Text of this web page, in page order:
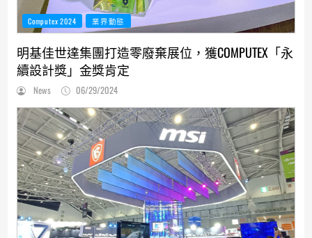
Computex 2024 業界動態
明基佳世達集團打造零廢棄展位，獲COMPUTEX「永
續設計獎」金獎肯定
News 06/29/2024